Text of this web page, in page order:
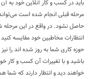
مرحله قبلی انجام شده است
حاصل نشود. در واقع در این مرحله
انتظارات مخاطبین خود مقایسه
حوزه کاری شما به روز شده اند را
باشید و با تغییرات آن کسب و کار
خواهند دید و انتظار دارند که شما هم